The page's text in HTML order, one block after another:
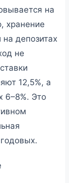
на
хранение
депозитах
не
12,5%, а
6–8%. Это